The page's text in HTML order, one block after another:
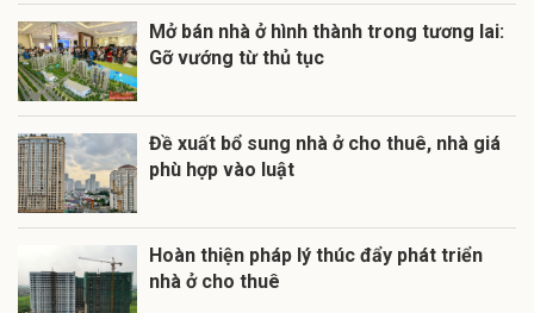
Mở bán nhà ở hình thành trong tương lai:
Gỡ vướng từ thủ tục
Đề xuất bổ sung nhà ở cho thuê, nhà giá
phù hợp vào luật
Hoàn thiện pháp lý thúc đẩy phát triển
nhà ở cho thuê